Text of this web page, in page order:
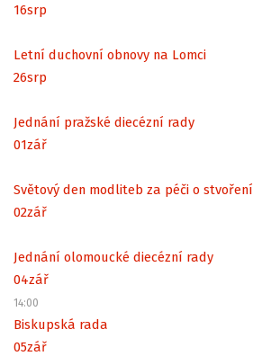
16srp
Letní duchovní obnovy na Lomci
26srp
Jednání pražské diecézní rady
01zář
Světový den modliteb za péči o stvoření
02zář
Jednání olomoucké diecézní rady
04zář
14:00
Biskupská rada
05zář